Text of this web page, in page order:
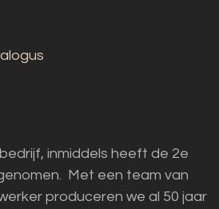
inmiddels heeft de 2e
Met een team van
produceren we al 50 jaar